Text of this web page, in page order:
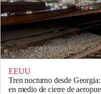
EEUU
Tren nocturno desde
en medio de cierre de